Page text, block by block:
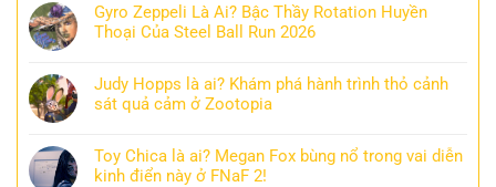
Gyro Zeppeli Là Ai? Bậc Thầy Rotation Huyền
Thoại Của Steel Ball Run 2026
Judy Hopps là ai? Khám phá hành trình thỏ cảnh
sát quả cảm ở Zootopia
Toy Chica là ai? Megan Fox bùng nổ trong vai diễn
kinh điển này ở FNaF 2!